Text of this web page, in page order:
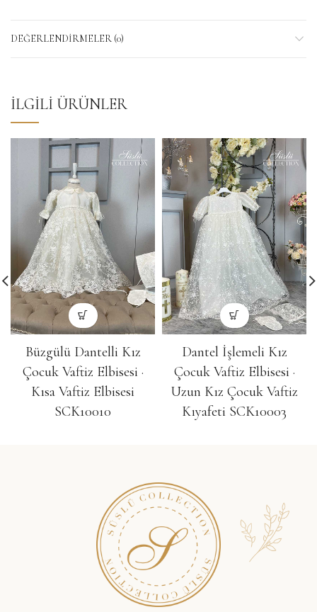
DEĞERLENDIRMELER (0)
İLGILI ÜRÜNLER
Büzgülü Dantelli Kız
Çocuk Vaftiz Elbisesi ·
Kısa Vaftiz Elbisesi
SCK10010
Dantel İşlemeli Kız
Çocuk Vaftiz Elbisesi ·
Uzun Kız Çocuk Vaftiz
Kıyafeti SCK10003